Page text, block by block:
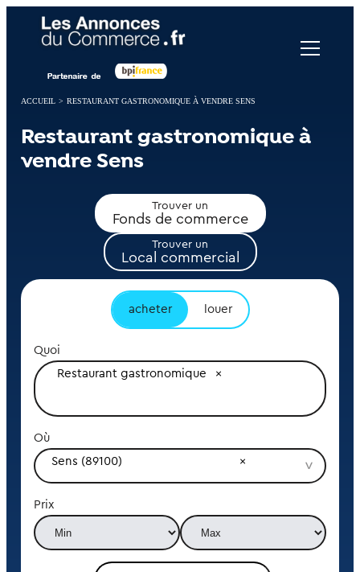
ACCUEIL > RESTAURANT GASTRONOMIQUE À VENDRE SENS
Restaurant gastronomique à
vendre Sens
Trouver un
Fonds de commerce
Trouver un
Local commercial
acheter louer
Quoi
Restaurant gastronomique
Où
Sens (89100)
Prix
Panneau de gestion des cookies